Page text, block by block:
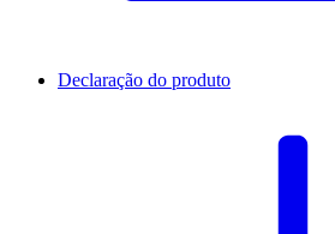
Declaração do produto